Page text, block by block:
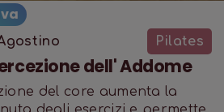
Pilates
dell' Addome
del core aumenta la